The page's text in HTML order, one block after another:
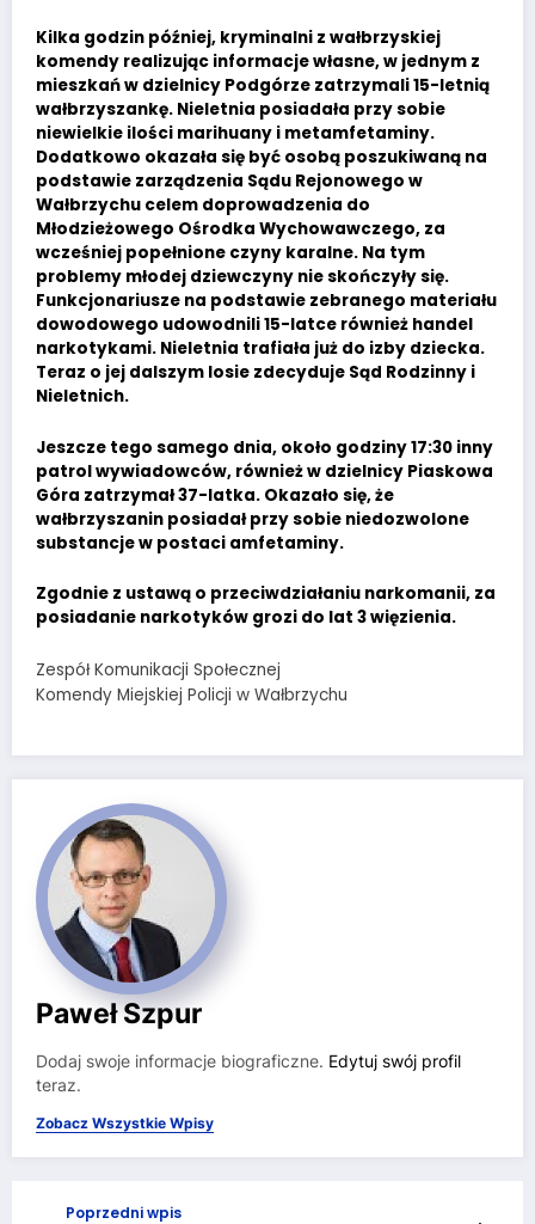
Kilka godzin później, kryminalni z wałbrzyskiej
komendy realizując informacje własne, w jednym z
mieszkań w dzielnicy Podgórze zatrzymali 15-letnią
wałbrzyszankę. Nieletnia posiadała przy sobie
niewielkie ilości marihuany i metamfetaminy.
Dodatkowo okazała się być osobą poszukiwaną na
podstawie zarządzenia Sądu Rejonowego w
Wałbrzychu celem doprowadzenia do
Młodzieżowego Ośrodka Wychowawczego, za
wcześniej popełnione czyny karalne. Na tym
problemy młodej dziewczyny nie skończyły się.
Funkcjonariusze na podstawie zebranego materiału
dowodowego udowodnili 15-latce również handel
narkotykami. Nieletnia trafiała już do izby dziecka.
Teraz o jej dalszym losie zdecyduje Sąd Rodzinny i
Nieletnich.
Jeszcze tego samego dnia, około godziny 17:30 inny
patrol wywiadowców, również w dzielnicy Piaskowa
Góra zatrzymał 37-latka. Okazało się, że
wałbrzyszanin posiadał przy sobie niedozwolone
substancje w postaci amfetaminy.
Zgodnie z ustawą o przeciwdziałaniu narkomanii, za
posiadanie narkotyków grozi do lat 3 więzienia.
Zespół Komunikacji Społecznej
Komendy Miejskiej Policji w Wałbrzychu
Paweł Szpur
Dodaj swoje informacje biograficzne. Edytuj swój profil
teraz.
Zobacz Wszystkie Wpisy
Poprzedni wpis